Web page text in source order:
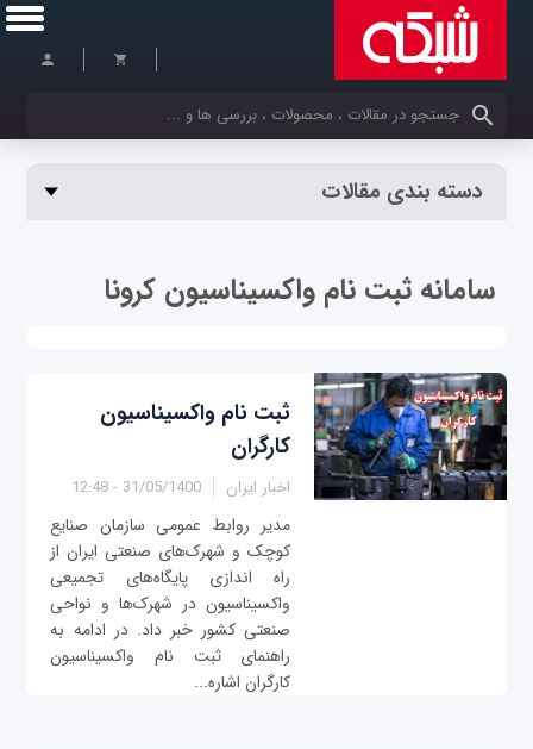
کلمات کلیدی خود را وارد کنید
دسته بندی مقالات
سامانه ثبت نام واکسیناسیون کرونا
ثبت نام واکسیناسیون
کارگران
اخبار ایران 31/05/1400 - 12:48
مدیر روابط عمومی سازمان صنایع
کوچک‌ و شهرک‌های صنعتی ایران از
راه اندازی پایگاه‌های تجمیعی
واکسیناسیون در شهرک‌ها و نواحی
صنعتی کشور خبر داد. در ادامه به
راهنمای ثبت نام واکسیناسیون
کارگران اشاره...